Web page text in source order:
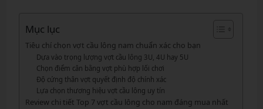
Mục lục
Tiêu chí chọn vợt cầu lông nam chuẩn xác cho bạn
Dựa vào trọng lượng vợt cầu lông 3U, 4U hay 5U
Chọn điểm cân bằng vợt phù hợp lối chơi
Độ cứng thân vợt quyết định độ chính xác
Lựa chọn thương hiệu vợt cầu lông uy tín
Review chi tiết Top 7 vợt cầu lông cho nam đáng mua nhất